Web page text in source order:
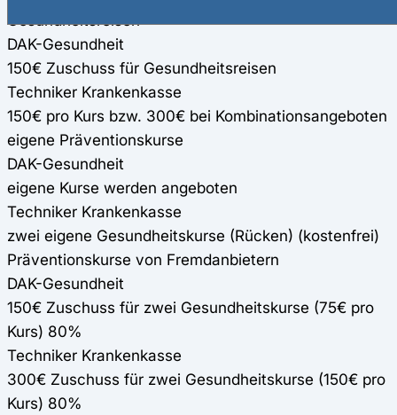
Gesundheitsreisen
DAK-Gesundheit
150€ Zuschuss für Gesundheitsreisen
Techniker Krankenkasse
150€ pro Kurs bzw. 300€ bei Kombinationsangeboten
eigene Präventionskurse
DAK-Gesundheit
eigene Kurse werden angeboten
Techniker Krankenkasse
zwei eigene Gesundheitskurse (Rücken) (kostenfrei)
Präventionskurse von Fremdanbietern
DAK-Gesundheit
150€ Zuschuss für zwei Gesundheitskurse (75€ pro
Kurs) 80%
Techniker Krankenkasse
300€ Zuschuss für zwei Gesundheitskurse (150€ pro
Kurs) 80%